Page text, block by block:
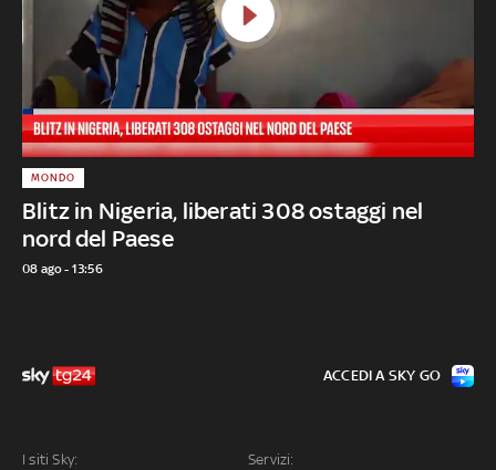
Blitz in Nigeria, liberati 308 ostaggi nel
nord del Paese
MONDO
08 ago - 13:56
I siti Sky: Servizi:
ACCEDI A SKY GO